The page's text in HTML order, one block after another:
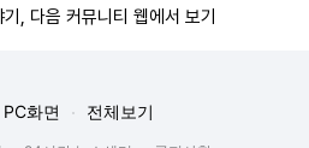
, 다음 커뮤니티 웹에서 보기
PC화면 전체보기